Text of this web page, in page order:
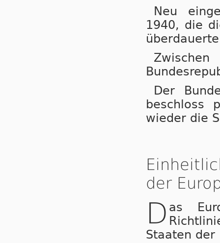
Neu
1940, die
Der
beschloss
wieder die
der
D as
Staaten der